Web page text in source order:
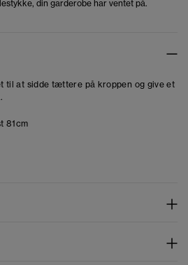
din garderobe har ventet på.
til at sidde tættere på kroppen og give et
81cm